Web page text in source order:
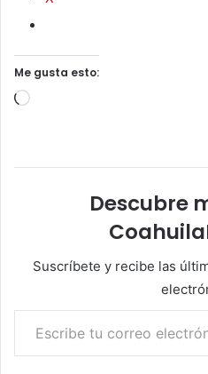
Me gusta esto:
Cargando...
Descubre
Suscríbete y recibe las
Escribe tu correo electrónico…